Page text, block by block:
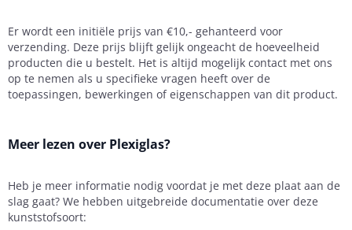
Er wordt een initiële prijs van €10,- gehanteerd voor
verzending. Deze prijs blijft gelijk ongeacht de hoeveelheid
producten die u bestelt. Het is altijd mogelijk contact met ons
op te nemen als u specifieke vragen heeft over de
toepassingen, bewerkingen of eigenschappen van dit product.
Meer lezen over Plexiglas?
Heb je meer informatie nodig voordat je met deze plaat aan de
slag gaat? We hebben uitgebreide documentatie over deze
kunststofsoort: